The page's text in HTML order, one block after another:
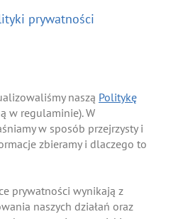
prywatności
naszą Politykę
w regulaminie). W
w sposób przejrzysty i
zbieramy i dlaczego to
prywatności wynikają z
naszych działań oraz